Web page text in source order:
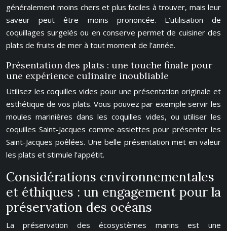
généralement moins chers et plus faciles à trouver, mais leur
saveur peut être moins prononcée. L’utilisation de
coquillages surgelés ou en conserve permet de cuisiner des
plats de fruits de mer à tout moment de l’année.
Présentation des plats : une touche finale pour
une expérience culinaire inoubliable
Utilisez les coquilles vides pour une présentation originale et
esthétique de vos plats. Vous pouvez par exemple servir les
moules marinières dans les coquilles vides, ou utiliser les
coquilles Saint-Jacques comme assiettes pour présenter les
Saint-Jacques poêlées. Une belle présentation met en valeur
les plats et stimule l’appétit.
Considérations environnementales
et éthiques : un engagement pour la
préservation des océans
La préservation des écosystèmes marins est une